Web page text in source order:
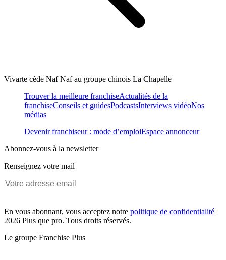
Vivarte cède Naf Naf au groupe chinois La Chapelle
Trouver la meilleure franchiseActualités de la
franchiseConseils et guidesPodcastsInterviews vidéoNos
médias
Devenir franchiseur : mode d’emploiEspace annonceur
Abonnez-vous à la newsletter
Renseignez votre mail
En vous abonnant, vous acceptez notre politique de confidentialité |
2026 Plus que pro. Tous droits réservés.
Le groupe Franchise Plus